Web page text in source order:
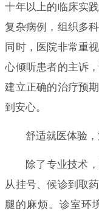
十年以上的临床实
复杂病例，组织多
同时，医院非常重
心倾听患者的主诉
建立正确的治疗预
到安心。
舒适就医体验
除了专业技术
从挂号、候诊到取
腿的麻烦。诊室环